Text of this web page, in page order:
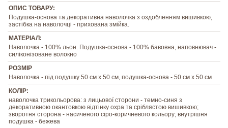
ОПИС ТОВАРУ:
Подушка-основа та декоративна наволочка з оздобленням вишивкою,
застібка на наволочці - прихована змійка.
МАТЕРІАЛ:
Наволочка - 100% льон. Подушка-основа - 100% бавовна, наповнювач -
силіконізоване волокно
РОЗМІР
Наволочка - під подушку 50 см х 50 см, подушка-основа - 50 см х 50 см
КОЛІР:
наволочка трикольорова: з лицьової сторони - темно-синя з
декоративною окантовкою відтінку охра та сріблястою вишивкою;
зворотня сторона - насиченого сіро-коричневого кольору; внутрішня
подушка - бежева